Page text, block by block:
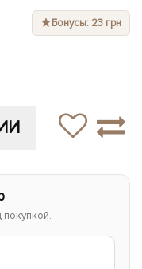
Бонусы: 23 грн
покупкой.